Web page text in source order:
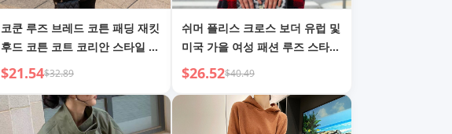
코쿤 루즈 브레드 코튼 패딩 재킷
후드 코튼 코트 코리안 스타일 코
튼 패딩 재킷
$21.54$32.89
쉬머 플리스 크로스 보더 유럽 및
미국 가을 여성 패션 루즈 스타일
후드 노버튼 가디건 체크 플리스
베스트 재킷 여성용
$26.52$40.49